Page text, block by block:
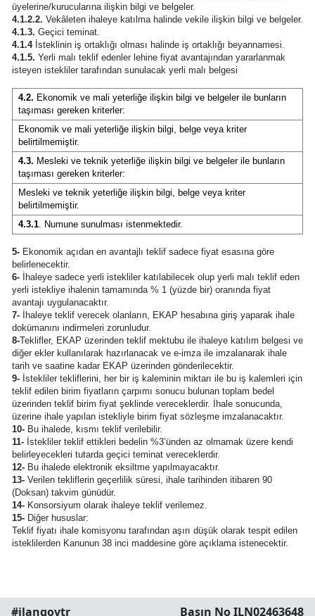
üyelerine/kurucularına ilişkin bilgi ve belgeler.
4.1.2.2. Vekâleten ihaleye katılma halinde vekile ilişkin bilgi ve belgeler.
4.1.3. Geçici teminat.
4.1.4İsteklinin iş ortaklığı olması halinde iş ortaklığı beyannamesi.
4.1.5. Yerli malı teklif edenler lehine fiyat avantajından yararlanmak
isteyen istekliler tarafından sunulacak yerli malı belgesi
4.2. Ekonomik ve mali yeterliğe ilişkin bilgi ve belgeler ile bunların
taşıması gereken kriterler:
Ekonomik ve mali yeterliğe ilişkin bilgi, belge veya kriter
belirtilmemiştir.
4.3. Mesleki ve teknik yeterliğe ilişkin bilgi ve belgeler ile bunların
taşıması gereken kriterler:
Mesleki ve teknik yeterliğe ilişkin bilgi, belge veya kriter
belirtilmemiştir.
4.3.1 . Numune sunulması istenmektedir.
5- Ekonomik açıdan en avantajlı teklif sadece fiyat esasına göre
belirlenecektir.
6- İhaleye sadece yerli istekliler katılabilecek olup yerli malı teklif eden
yerli istekliye ihalenin tamamında % 1 (yüzde bir) oranında fiyat
avantajı uygulanacaktır.
7- İhaleye teklif verecek olanların, EKAP hesabına giriş yaparak ihale
dokümanını indirmeleri zorunludur.
8-Teklifler, EKAP üzerinden teklif mektubu ile ihaleye katılım belgesi ve
diğer ekler kullanılarak hazırlanacak ve e-imza ile imzalanarak ihale
tarih ve saatine kadar EKAP üzerinden gönderilecektir.
9- İstekliler tekliflerini, her bir iş kaleminin miktarı ile bu iş kalemleri için
teklif edilen birim fiyatların çarpımı sonucu bulunan toplam bedel
üzerinden teklif birim fiyat şeklinde vereceklerdir. İhale sonucunda,
üzerine ihale yapılan istekliyle birim fiyat sözleşme imzalanacaktır.
10- Bu ihalede, kısmı teklif verilebilir.
11- İstekliler teklif ettikleri bedelin %3’ünden az olmamak üzere kendi
belirleyecekleri tutarda geçici teminat vereceklerdir.
12- Bu ihalede elektronik eksiltme yapılmayacaktır.
13- Verilen tekliflerin geçerlilik süresi, ihale tarihinden itibaren 90
(Doksan) takvim günüdür.
14- Konsorsiyum olarak ihaleye teklif verilemez.
15- Diğer hususlar:
Teklif fiyatı ihale komisyonu tarafından aşırı düşük olarak tespit edilen
isteklilerden Kanunun 38 inci maddesine göre açıklama istenecektir.
#ilangovtr Basın No ILN02463648